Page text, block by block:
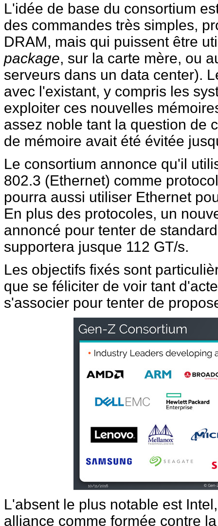
L'idée de base du consortium
des commandes très simples,
DRAM, mais qui puissent être
package, sur la carte mère, ou
serveurs dans un data center).
avec l'existant, y compris les
exploiter ces nouvelles
assez noble tant la question de
de mémoire avait été évitée
Le consortium annonce qu'il
802.3 (Ethernet) comme
pourra aussi utiliser Ethernet
En plus des protocoles, un
annoncé pour tenter de
supportera jusque 112 GT/s.
Les objectifs fixés sont
que se féliciter de voir tant
s'associer pour tenter de
L'absent le plus notable est
alliance comme formée contre